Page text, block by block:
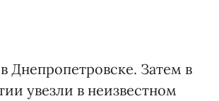
Днепропетровске. Затем в
увезли в неизвестном